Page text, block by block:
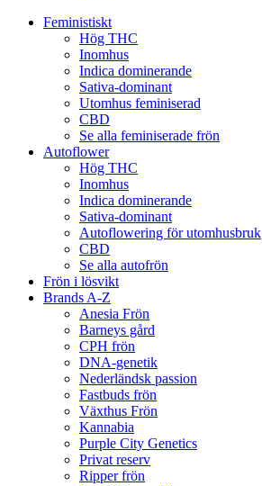
Feministiskt
Hög THC
Inomhus
Indica dominerande
Sativa-dominant
Utomhus feminiserad
CBD
Se alla feminiserade frön
Autoflower
Hög THC
Inomhus
Indica dominerande
Sativa-dominant
Autoflowering för utomhusbruk
CBD
Se alla autofrön
Frön i lösvikt
Brands A-Z
Anesia Frön
Barneys gård
CPH frön
DNA-genetik
Nederländsk passion
Fastbuds frön
Växthus Frön
Kannabia
Purple City Genetics
Privat reserv
Ripper frön